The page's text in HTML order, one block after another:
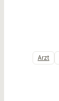
Arzt